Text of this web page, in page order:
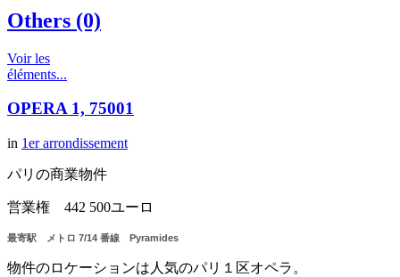
Others (0)
Voir les
éléments...
OPERA 1, 75001
in 1er arrondissement
パリの商業物件
営業権 442 500ユーロ
最寄駅 メトロ 7/14 番線 Pyramides
物件のロケーションは人気のパリ１区オペラ。